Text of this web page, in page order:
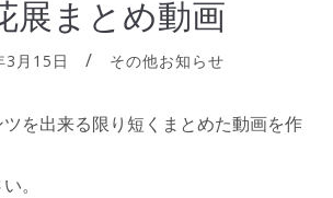
展まとめ動画
3月15日 その他お知らせ
を出来る限り短くまとめた動画を作
。